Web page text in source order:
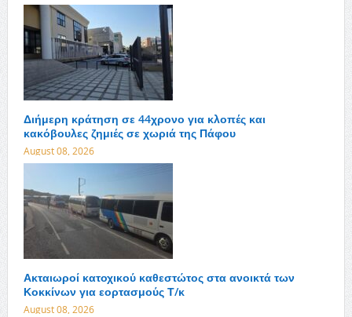
Διήμερη κράτηση σε 44χρονο για κλοπές και
κακόβουλες ζημιές σε χωριά της Πάφου
August 08, 2026
Ακταιωροί κατοχικού καθεστώτος στα ανοικτά των
Κοκκίνων για εορτασμούς Τ/κ
August 08, 2026